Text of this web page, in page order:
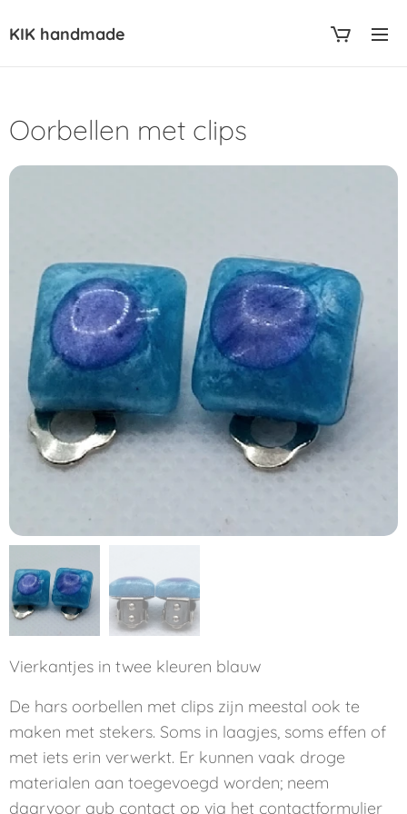
KIK handmade
Oorbellen met clips
Vierkantjes in twee kleuren blauw
De hars oorbellen met clips zijn meestal ook te
maken met stekers. Soms in laagjes, soms effen of
met iets erin verwerkt. Er kunnen vaak droge
materialen aan toegevoegd worden; neem
daarvoor aub contact op via het contactformulier